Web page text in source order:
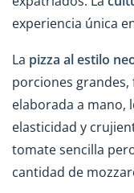
experiencia única
La pizza al estilo
porciones grandes,
elaborada a
elasticidad y
tomate sencilla
cantidad de